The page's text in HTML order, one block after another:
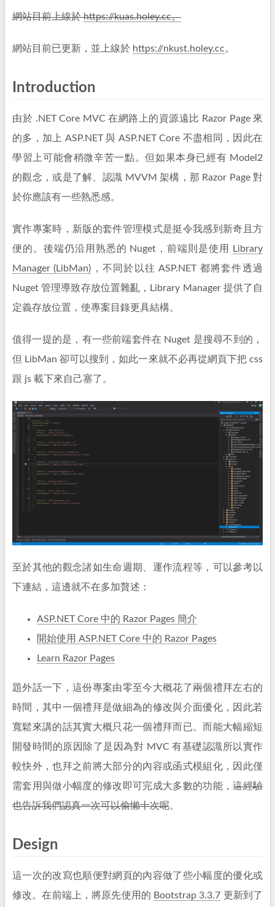
網站目前上線於https://kuas.holey.cc。
網站目前已更新，並上線於 https://nkust.holey.cc。
Introduction
由於 .NET Core MVC 在網路上的資源遠比 Razor Page 來
的多，加上 ASP.NET 與 ASP.NET Core 不盡相同，因此在
學習上可能會稍微辛苦一點。但如果本身已經有 Model2
的觀念，或是了解、認識 MVVM 架構，那 Razor Page 對
於你應該有一些熟悉感。
實作專案時，新版的套件管理模式是挺令我感到新奇且方
便的。後端仍沿用熟悉的 Nuget，前端則是使用
Library
Manager (LibMan) ，不同於以往 ASP.NET 都將套件透過
Nuget 管理導致存放位置雜亂，Library Manager 提供了自
定義存放位置，使專案目錄更具結構。
值得一提的是，有一些前端套件在 Nuget 是搜尋不到的，
但 LibMan 卻可以搜到，如此一來就不必再從網頁下把 css
跟 js 載下來自己塞了。
至於其他的觀念諸如生命週期、運作流程等，可以參考以
下連結，這邊就不在多加贅述：
ASP.NET Core 中的 Razor Pages 簡介
開始使用 ASP.NET Core 中的 Razor Pages
Learn Razor Pages
題外話一下，這份專案由零至今大概花了兩個禮拜左右的
時間，其中一個禮拜是做細為的修改與介面優化，因此若
寬鬆來講的話其實大概只花一個禮拜而已。而能大幅縮短
開發時間的原因除了是因為對 MVC 有基礎認識所以實作
較快外，也拜之前將大部分的內容或函式模組化，因此僅
需套用與做小幅度的修改即可完成大多數的功能，這經驗
也告訴我們認真一次可以偷懶十次呢。
Design
這一次的改寫也順便對網頁的內容做了些小幅度的優化或
修改。在前端上，將原先使用的 Bootstrap 3.3.7 更新到了